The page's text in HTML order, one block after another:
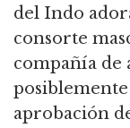
del Indo
consorte
compañía de
aprobación